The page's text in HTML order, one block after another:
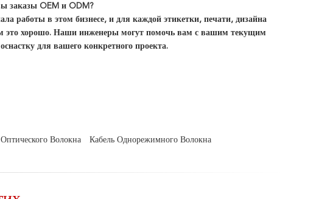
заказы OEM и ODM?
работы в этом бизнесе, и для каждой этикетки, печати, дизайна
это хорошо. Наши инженеры могут помочь вам с вашим текущим
для вашего конкретного проекта.
Волокна Кабель Однорежимного Волокна